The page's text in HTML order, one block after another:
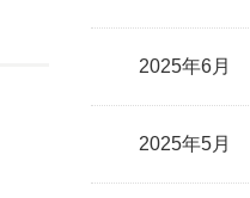
2025年6月
2025年5月